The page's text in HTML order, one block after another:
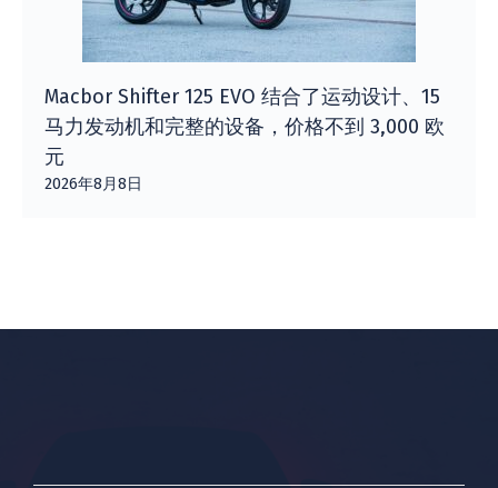
Macbor Shifter 125 EVO 结合了运动设计、15
马力发动机和完整的设备，价格不到 3,000 欧
元
2026年8月8日